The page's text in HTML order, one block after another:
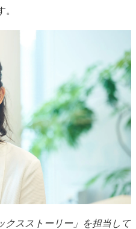
クスストーリー」を担当して